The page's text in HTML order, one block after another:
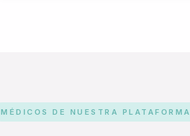
MÉDICOS DE NUESTRA PLATAFORMA